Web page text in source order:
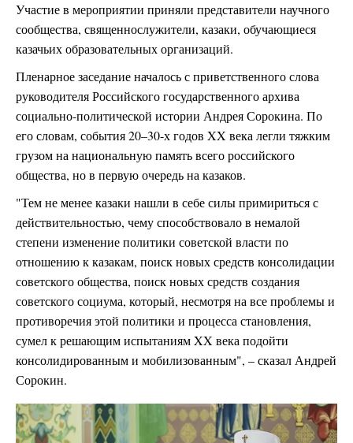
Участие в мероприятии приняли представители научного
сообщества, священнослужители, казаки, обучающиеся
казачьих образовательных организаций.
Пленарное заседание началось с приветственного слова
руководителя Российского государственного архива
социально-политической истории Андрея Сорокина. По
его словам, события 20–30-х годов XX века легли тяжким
грузом на национальную память всего российского
общества, но в первую очередь на казаков.
"Тем не менее казаки нашли в себе силы примириться с
действительностью, чему способствовало в немалой
степени изменение политики советской власти по
отношению к казакам, поиск новых средств консолидации
советского общества, поиск новых средств создания
советского социума, который, несмотря на все проблемы и
противоречия этой политики и процесса становления,
сумел к решающим испытаниям XX века подойти
консолидированным и мобилизованным", – сказал Андрей
Сорокин.